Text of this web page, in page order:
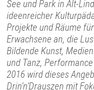
See und Park in Alt-
ideenreicher
Projekte und Räume
Erwachsene an, die
Bildende Kunst,
und Tanz,
2016 wird dieses
Drin’n’Drauszen mit